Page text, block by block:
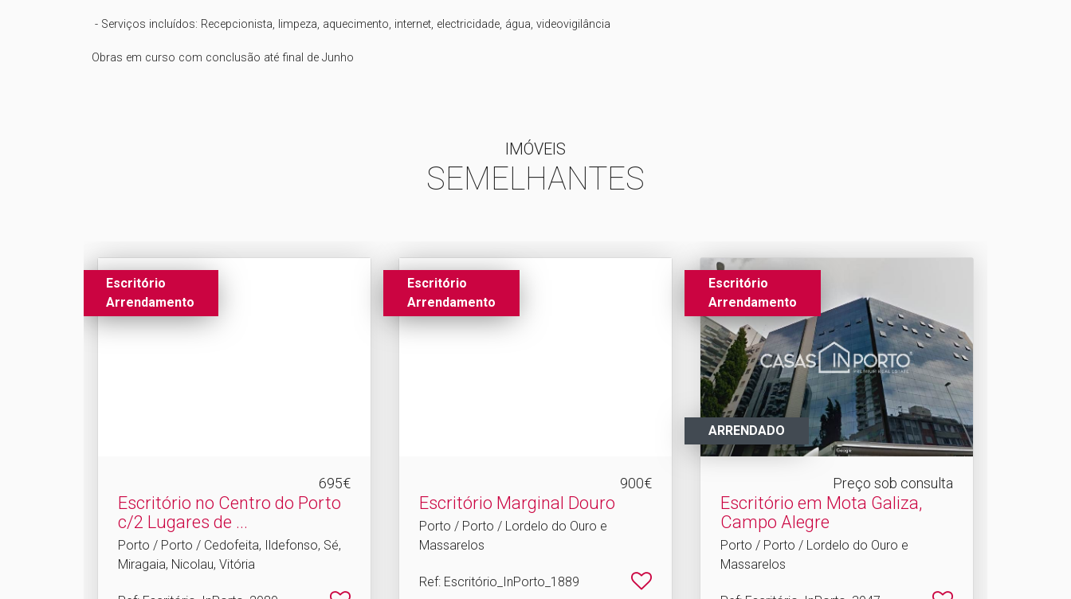
IMÓVEIS
SEMELHANTES
Escritório
Arrendamento
695€
Escritório no Centro do Porto
c/2 Lugares de .​..
Porto / Porto / Cedofeita, Ildefonso, Sé,
Miragaia, Nicolau, Vitória
Escritório
Arrendamento
900€
Escritório Marginal Douro
Porto / Porto / Lordelo do Ouro e
Massarelos
Ref: Escritório_InPorto_1889
Escritório
Arrendamento
ARRENDADO
Preço sob consulta
Escritório em Mota Galiza,
Campo Alegre
Porto / Porto / Lordelo do Ouro e
Massarelos